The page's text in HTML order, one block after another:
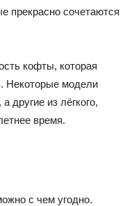
прекрасно сочетаются
кофты, которая
Некоторые модели
другие из лёгкого,
время.
с чем угодно.